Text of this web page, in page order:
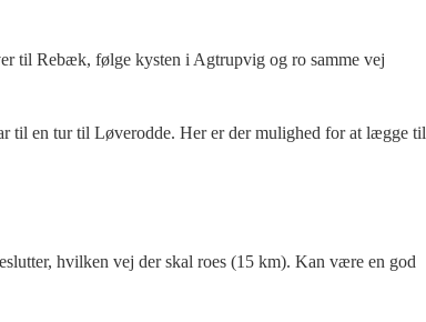
til Rebæk, følge kysten i Agtrupvig og ro samme vej
til en tur til Løverodde. Her er der mulighed for at lægge til
hvilken vej der skal roes (15 km). Kan være en god